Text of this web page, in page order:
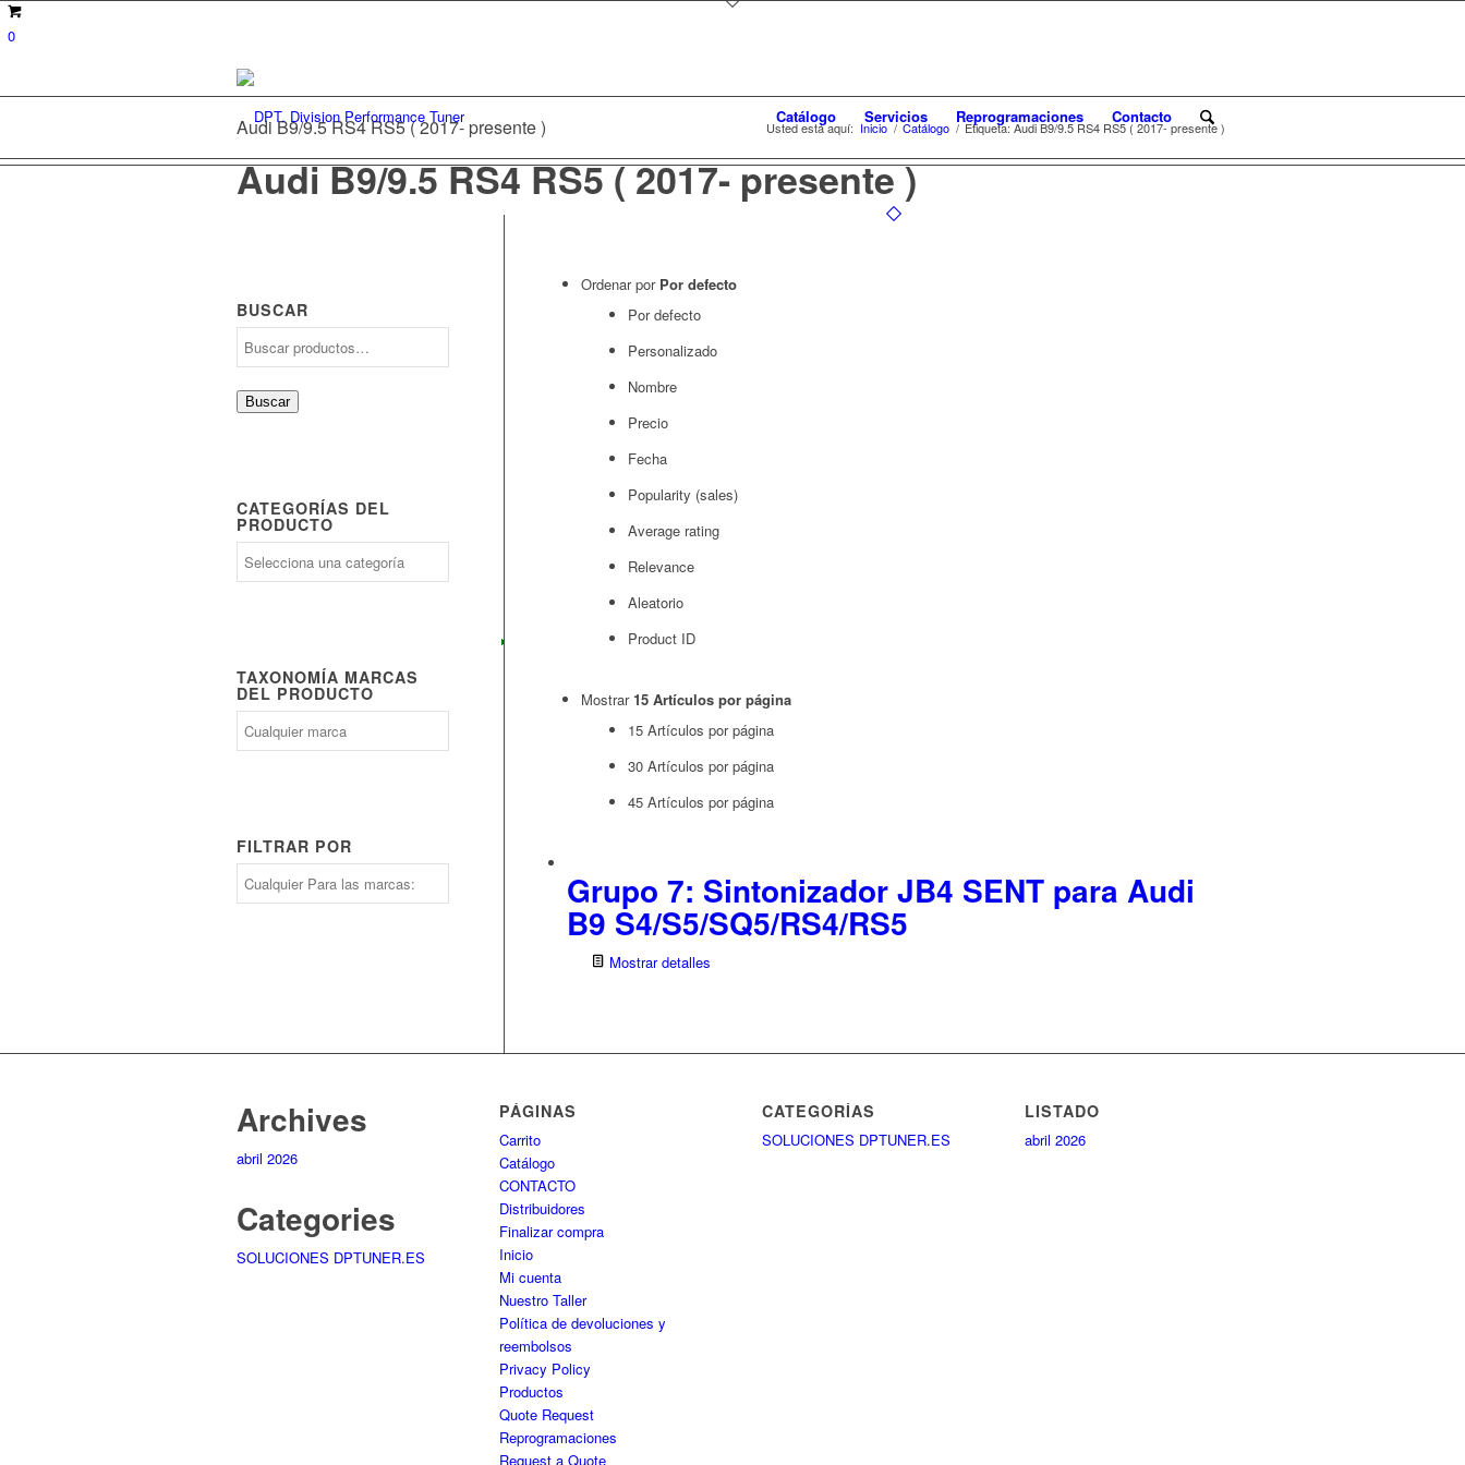
0
Catálogo Servicios Reprogramaciones Contacto
Audi B9/9.5 RS4 RS5 ( 2017- presente ) Usted está aquí: Inicio / Catálogo / Etiqueta: Audi B9/9.5 RS4 RS5 ( 2017- presente )
Audi B9/9.5 RS4 RS5 ( 2017- presente )
Ordenar por Por defecto
Por defecto
Personalizado
Nombre
Precio
Fecha
Popularity (sales)
Average rating
Relevance
Aleatorio
Product ID
Mostrar 15 Artículos por página
15 Artículos por página
30 Artículos por página
45 Artículos por página
Grupo 7: Sintonizador JB4 SENT para Audi
B9 S4/S5/SQ5/RS4/RS5
Mostrar detalles
BUSCAR
Buscar
CATEGORÍAS DEL
PRODUCTO
TAXONOMÍA MARCAS
DEL PRODUCTO
FILTRAR POR
Archives
abril 2026
Categories
SOLUCIONES DPTUNER.ES
PÁGINAS
Carrito
Catálogo
CONTACTO
Distribuidores
Finalizar compra
Inicio
Mi cuenta
Nuestro Taller
Política de devoluciones y
reembolsos
Privacy Policy
Productos
Quote Request
Reprogramaciones
Request a Quote
CATEGORÍAS
SOLUCIONES DPTUNER.ES
LISTADO
abril 2026